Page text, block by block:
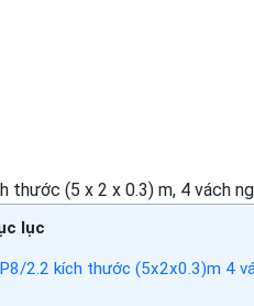
thước (5 x 2 x 0.3) m, 4 vách
lục
2.2 kích thước (5x2x0.3)m 4